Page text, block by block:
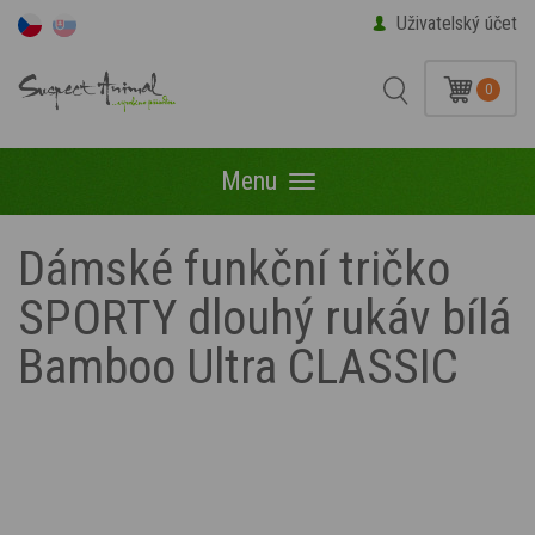
Uživatelský účet
0
Menu Menu
Dámské funkční tričko
SPORTY dlouhý rukáv bílá
Bamboo Ultra CLASSIC